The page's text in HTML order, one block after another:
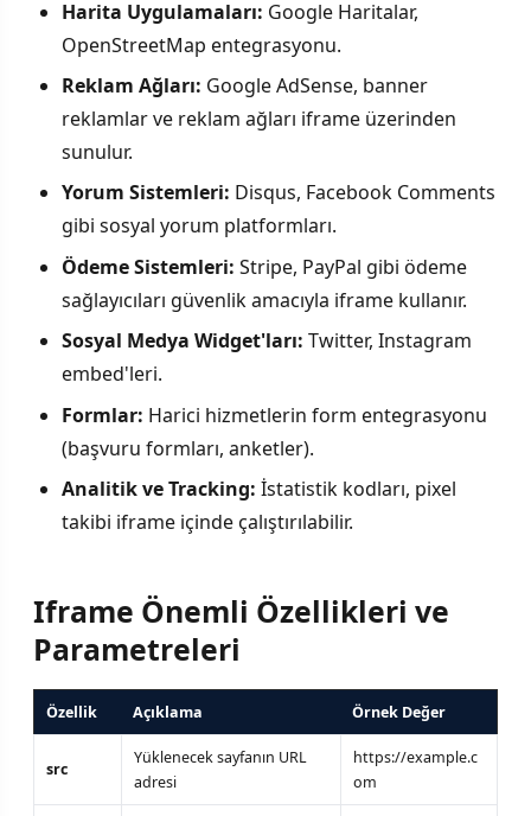
Harita Uygulamaları: Google Haritalar,
OpenStreetMap entegrasyonu.
Reklam Ağları: Google AdSense, banner
reklamlar ve reklam ağları iframe üzerinden
sunulur.
Yorum Sistemleri: Disqus, Facebook Comments
gibi sosyal yorum platformları.
Ödeme Sistemleri: Stripe, PayPal gibi ödeme
sağlayıcıları güvenlik amacıyla iframe kullanır.
Sosyal Medya Widget'ları: Twitter, Instagram
embed'leri.
Formlar: Harici hizmetlerin form entegrasyonu
(başvuru formları, anketler).
Analitik ve Tracking: İstatistik kodları, pixel
takibi iframe içinde çalıştırılabilir.
Iframe Önemli Özellikleri ve
Parametreleri
Özellik Açıklama Örnek Değer
src
Yüklenecek sayfanın URL
adresi
https://example.c
om